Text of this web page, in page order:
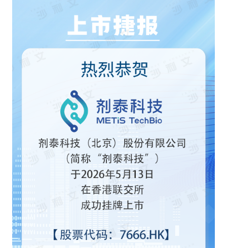
Real Estate & Property Mining & Metals
Beauty & Fashion Big Data & AI
Logistics & Supply
Construction &
Decoration
Advanced Materials
Culture &
Entertainment
Enterprise Services
Cross-Border E-
commerce Trade
Infrastructure
Environmental
Strategic Partners
Committee Of Experts
Frost & Sullivan China Branches